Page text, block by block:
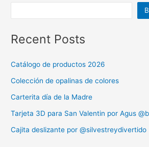
Recent Posts
Catálogo de productos 2026
Colección de opalinas de colores
Carterita día de la Madre
Tarjeta 3D para San Valentin por Agus
Cajita deslizante por @silvestreydivertido